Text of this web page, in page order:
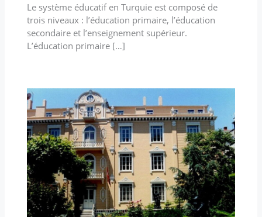
Le système éducatif en Turquie est composé de
trois niveaux : l’éducation primaire, l’éducation
secondaire et l’enseignement supérieur.
L’éducation primaire […]